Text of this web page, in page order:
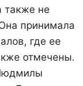
также не
принимала
где ее
отмечены.